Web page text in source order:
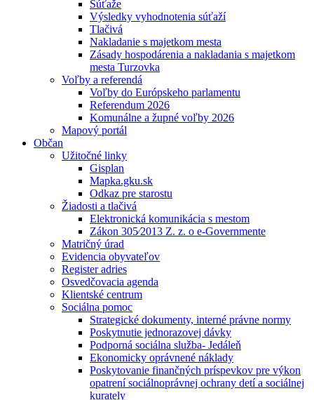
Súťaže
Výsledky vyhodnotenia súťaží
Tlačivá
Nakladanie s majetkom mesta
Zásady hospodárenia a nakladania s majetkom
mesta Turzovka
Voľby a referendá
Voľby do Európskeho parlamentu
Referendum 2026
Komunálne a župné voľby 2026
Mapový portál
Občan
Užitočné linky
Gisplan
Mapka.gku.sk
Odkaz pre starostu
Žiadosti a tlačivá
Elektronická komunikácia s mestom
Zákon 305⁄2013 Z. z. o e-Governmente
Matričný úrad
Evidencia obyvateľov
Register adries
Osvedčovacia agenda
Klientské centrum
Sociálna pomoc
Strategické dokumenty, interné právne normy
Poskytnutie jednorazovej dávky
Podporná sociálna služba- Jedáleň
Ekonomicky oprávnené náklady
Poskytovanie finančných príspevkov pre výkon
opatrení sociálnoprávnej ochrany detí a sociálnej
kurately